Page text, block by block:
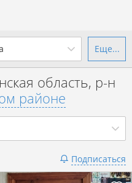
до
3 объявления
Еще...
область, р-н
районе
Подписаться
Копыльский
город